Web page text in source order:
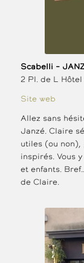
Scabelli –
2 Pl. de L
Site web
Allez sans
Janzé. Claire
utiles (ou non),
inspirés. Vous
et enfants.
de Claire.